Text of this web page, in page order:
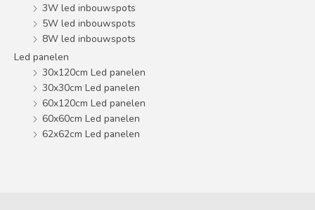
3W led inbouwspots
5W led inbouwspots
8W led inbouwspots
Led panelen
30x120cm Led panelen
30x30cm Led panelen
60x120cm Led panelen
60x60cm Led panelen
62x62cm Led panelen